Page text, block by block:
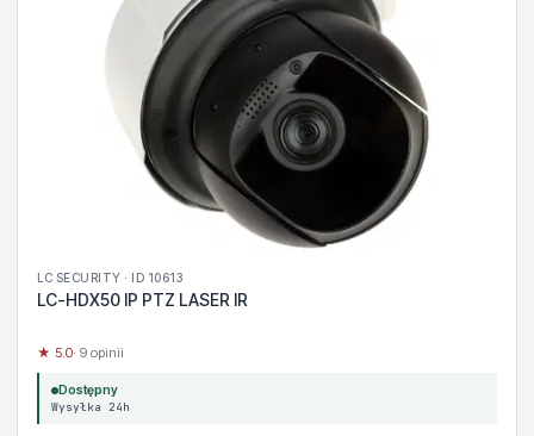
LC SECURITY · ID 10613
LC-HDX50 IP PTZ LASER IR
★ 5.0· 9 opinii
Dostępny
Wysyłka 24h